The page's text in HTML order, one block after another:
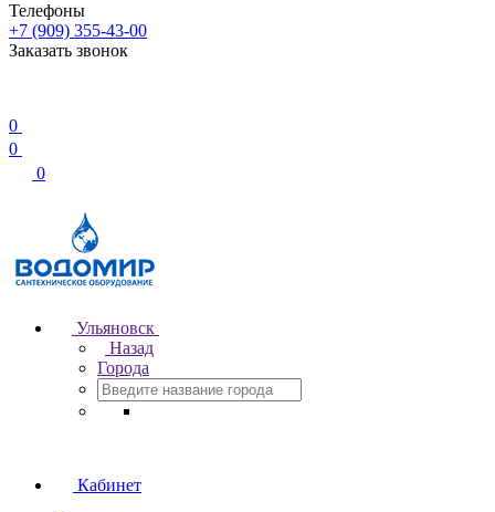
Телефоны
+7 (909) 355-43-00
Заказать звонок
0
0
0
Ульяновск
Назад
Города
Кабинет